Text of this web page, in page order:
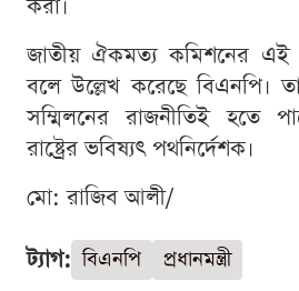
করা।
জাতীয় ঐকমত্য কমিশনের এই
বলে উল্লেখ করেছে বিএনপি।
সম্মিলনের রাজনীতিই হতে
রাষ্ট্রের ভবিষ্যৎ পথনির্দেশক।
মো: রাজিব আলী/
ট্যাগ: বিএনপি প্রধানমন্ত্রী